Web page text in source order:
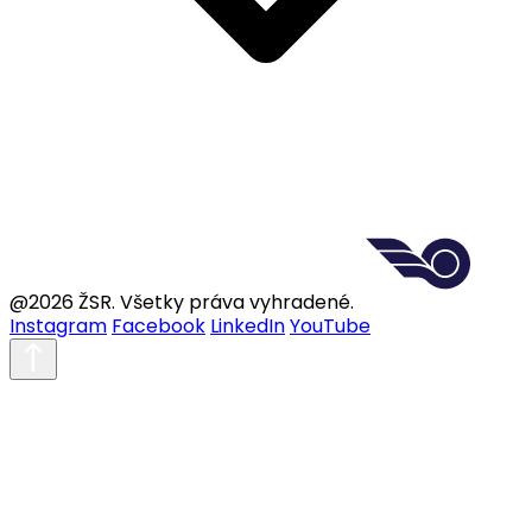
@2026 ŽSR. Všetky práva vyhradené.
Instagram Facebook LinkedInYouTube